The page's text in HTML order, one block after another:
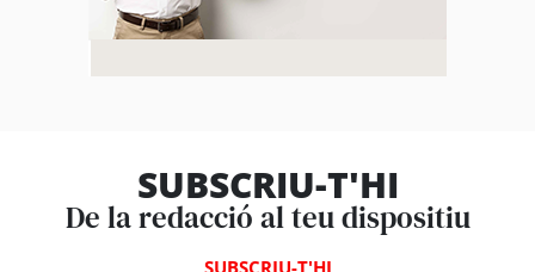
SUBSCRIU-T'HI
De la redacció al teu dispositiu
SUBSCRIU-T'HI